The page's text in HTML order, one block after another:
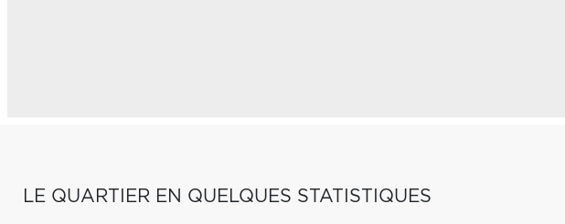
LE QUARTIER EN QUELQUES STATISTIQUES